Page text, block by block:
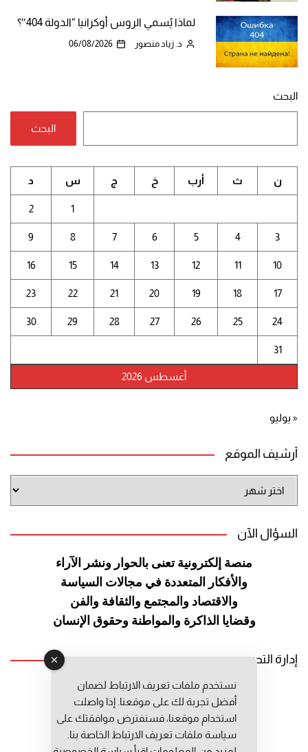
لماذا يُسمي الروس أوكرانيا “الدولة 404″؟
د. زياد منصور 06/08/2026
البحث
البحث
أغسطس 2026
ن ث أرب خ ج س د
1
2
3
4
5
6
7
8
9
10
11
12
13
14
15
16
17
18
19
20
21
22
23
24
25
26
27
28
29
30
31
« يوليو
أرشيف الموقع
الموقع
السؤال الآن
منصة إلكترونية تعنى بالحوار ونشر الآراء
والأفكار المتعددة في مجالات السياسة
والاقتصاد والمجتمع والثقافة والفن
وقضايا الذاكرة والمواطنة وحقوق الإنسان
إدارة التحرير
رئيس التحرير: عبد الرحيم التوراني
رئيس التحرير المساعد: المعطي قبال
مديرة التحرير: فاطمة حوحو
نستخدم ملفات تعريف الارتباط لضمان
أفضل تجربة لك على موقعنا. إذا واصلت
استخدام موقعنا، فسنفترض موافقتك على
سياسة ملفات تعريف الارتباط الخاصة بنا.